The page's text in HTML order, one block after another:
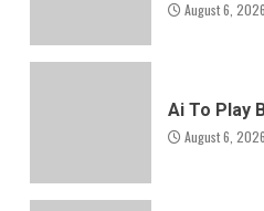
August 6, 2026
Ai To Play
August 6, 2026